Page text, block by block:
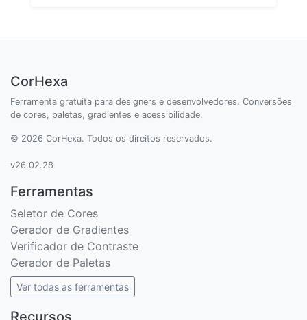
CorHexa
Ferramenta gratuita para designers e desenvolvedores. Conversões
de cores, paletas, gradientes e acessibilidade.
© 2026 CorHexa. Todos os direitos reservados.
v26.02.28
Ferramentas
Seletor de Cores
Gerador de Gradientes
Verificador de Contraste
Gerador de Paletas
Ver todas as ferramentas
Recursos